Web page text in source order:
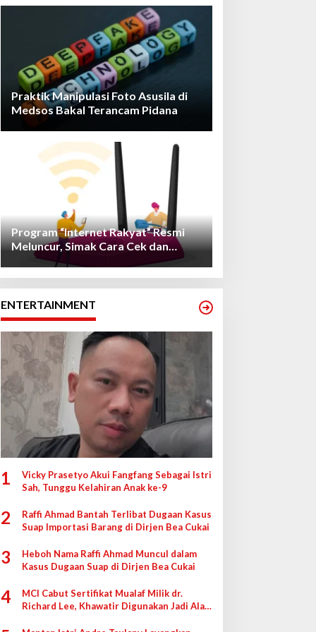
Praktik Manipulasi Foto Asusila di
Medsos Bakal Terancam Pidana
Program “Internet Rakyat” Resmi
Meluncur, Simak Cara Cek dan
Daftarnya!
ENTERTAINMENT
1
Vicky Prasetyo Akui Fangfang Sebagai Istri
Sah, Tunggu Kelahiran Anak ke-9
2
Raffi Ahmad Bantah Terlibat Dugaan Kasus
Suap Importasi Barang di Dirjen Bea Cukai
3
Heboh Nama Raffi Ahmad Muncul dalam
Kasus Dugaan Suap di Dirjen Bea Cukai
4
MCI Cabut Sertifikat Mualaf Milik dr.
Richard Lee, Khawatir Digunakan Jadi Alat